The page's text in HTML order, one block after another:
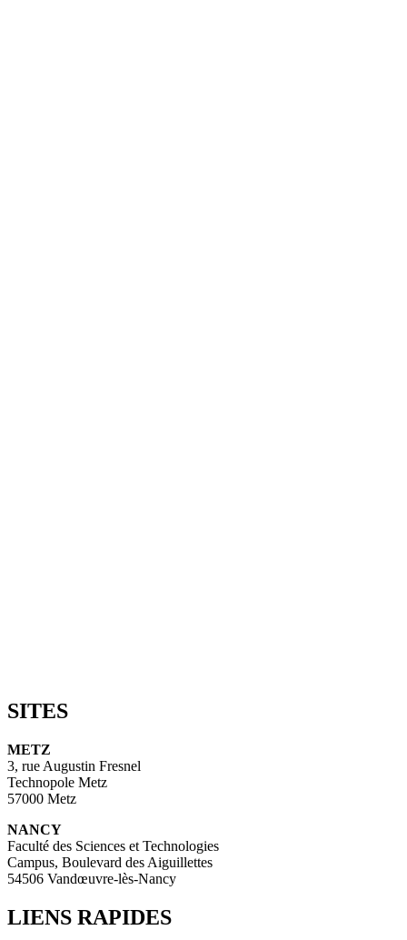
SITES
METZ
3, rue Augustin Fresnel
Technopole Metz
57000 Metz
NANCY
Faculté des Sciences et Technologies
Campus, Boulevard des Aiguillettes
54506 Vandœuvre-lès-Nancy
LIENS RAPIDES